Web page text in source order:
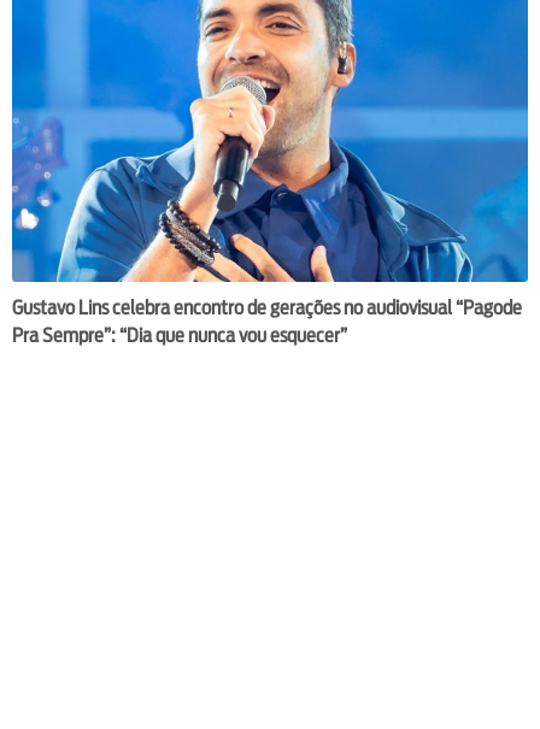
Gustavo Lins celebra encontro de gerações no audiovisual “Pagode
Pra Sempre”: “Dia que nunca vou esquecer”